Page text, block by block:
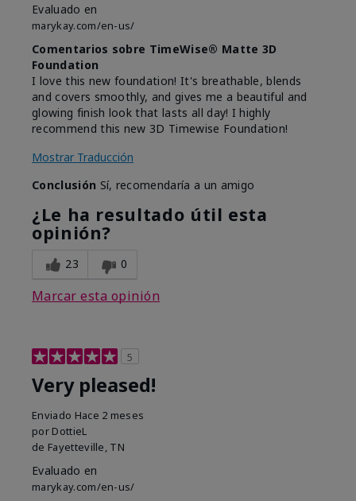
Evaluado en
marykay.com/en-us/
Comentarios sobre TimeWise® Matte 3D
Foundation
I love this new foundation! It's breathable, blends
and covers smoothly, and gives me a beautiful and
glowing finish look that lasts all day! I highly
recommend this new 3D Timewise Foundation!
Mostrar Traducción
Conclusión Sí, recomendaría a un amigo
¿Le ha resultado útil esta
opinión?
23 0
Marcar esta opinión
5
Very pleased!
Enviado Hace 2 meses
por DottieL
de Fayetteville, TN
Evaluado en
marykay.com/en-us/